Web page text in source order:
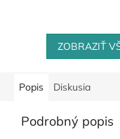
varič dokáže priviesť 1...
ZOBRAZIŤ
Popis Diskusia
Podrobný popis